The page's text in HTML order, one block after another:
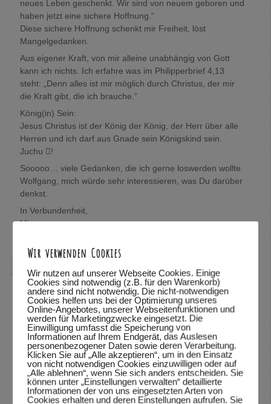
neues Leben geschenkt. Wir sind von neuem geboren und
haben jetzt eine sichere Hoffnung.“
Diese sichere Hoffnung schenkt mir Freiheit, löst
Mangelgedanken.
Aus eigener Kraft, von mir alleine unabhängig von Gott
kann ich nichts. Ich erfahre was im Philipperbrief 4,13
steht: „Denn alles ist mir möglich durch Christus, der mir
die Kraft gibt, die ich brauche.“
König(in) Sein:
Jesus Christus ist der König der König, der Herr über alle
Herren und ich darf aus Gnade sein Königskind sein.
Juchu !
Sooooo… viele Gedanken, die ich gerne loswerden wollte.
Wolfgang, mich würde sehr interessieren, was Du darüber
denkst.
In Verbundenheit,
Mira
Hallo Mira,
vielen Dank für das mitteilen deiner Gedanken. Schön,
dass du so viele Bibelstellen zitieren kannst und mit uns
teilst.
Was ich über deine Gedanken denke? Ich habe deine
Worte und deine Wahrheit gelesen und kann sie so stehen
lassen. Vieles was du beschreibst, kann ich fühlen.
Es freut mich sehr, dass du dich von Gott beschenkt,
Wir verwenden Cookies
Wir nutzen auf unserer Webseite Cookies. Einige
Cookies sind notwendig (z.B. für den Warenkorb)
andere sind nicht notwendig. Die nicht-notwendigen
Cookies helfen uns bei der Optimierung unseres
Online-Angebotes, unserer Webseitenfunktionen und
werden für Marketingzwecke eingesetzt. Die
Einwilligung umfasst die Speicherung von
Informationen auf Ihrem Endgerät, das Auslesen
personenbezogener Daten sowie deren Verarbeitung.
Klicken Sie auf „Alle akzeptieren“, um in den Einsatz
von nicht notwendigen Cookies einzuwilligen oder auf
„Alle ablehnen“, wenn Sie sich anders entscheiden. Sie
können unter „Einstellungen verwalten“ detaillierte
Informationen der von uns eingesetzten Arten von
Cookies erhalten und deren Einstellungen aufrufen. Sie